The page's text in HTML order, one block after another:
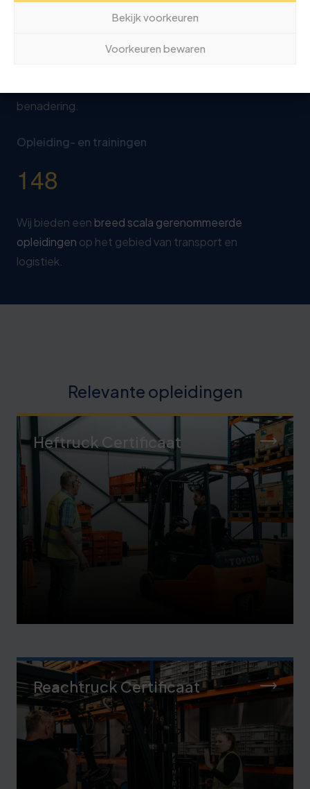
Bekijk voorkeuren
Voorkeuren bewaren
benadering.
Opleiding- en trainingen
148
Wij bieden een breed scala gerenommeerde
opleidingen op het gebied van transport en
logistiek.
Relevante opleidingen
Heftruck Certificaat
Reachtruck Certificaat